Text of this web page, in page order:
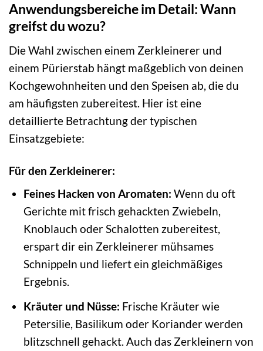
Anwendungsbereiche im Detail: Wann
greifst du wozu?
Die Wahl zwischen einem Zerkleinerer und
einem Pürierstab hängt maßgeblich von deinen
Kochgewohnheiten und den Speisen ab, die du
am häufigsten zubereitest. Hier ist eine
detaillierte Betrachtung der typischen
Einsatzgebiete:
Für den Zerkleinerer:
Feines Hacken von Aromaten: Wenn du oft
Gerichte mit frisch gehackten Zwiebeln,
Knoblauch oder Schalotten zubereitest,
erspart dir ein Zerkleinerer mühsames
Schnippeln und liefert ein gleichmäßiges
Ergebnis.
Kräuter und Nüsse: Frische Kräuter wie
Petersilie, Basilikum oder Koriander werden
blitzschnell gehackt. Auch das Zerkleinern von